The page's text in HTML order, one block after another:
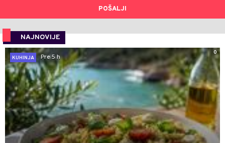
POŠALJI
NAJNOVIJE
0
KUHINJA
Pre 5 h